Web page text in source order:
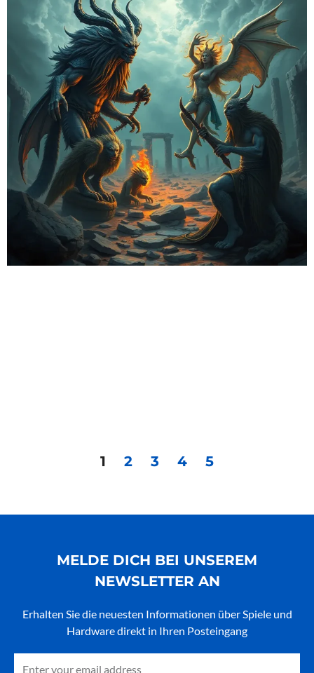
1 2 3 4 5
MELDE DICH BEI UNSEREM
NEWSLETTER AN
Erhalten Sie die neuesten Informationen über Spiele und
Hardware direkt in Ihren Posteingang